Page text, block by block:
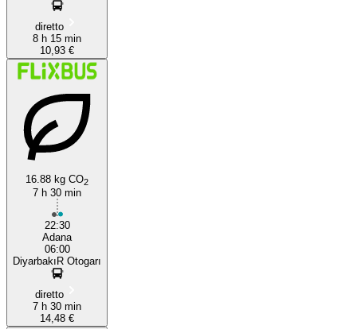
diretto
8 h 15 min
10,93 €
16.88 kg CO2
7 h 30 min
22:30
Adana
06:00
DiyarbakıR Otogarı
diretto
7 h 30 min
14,48 €